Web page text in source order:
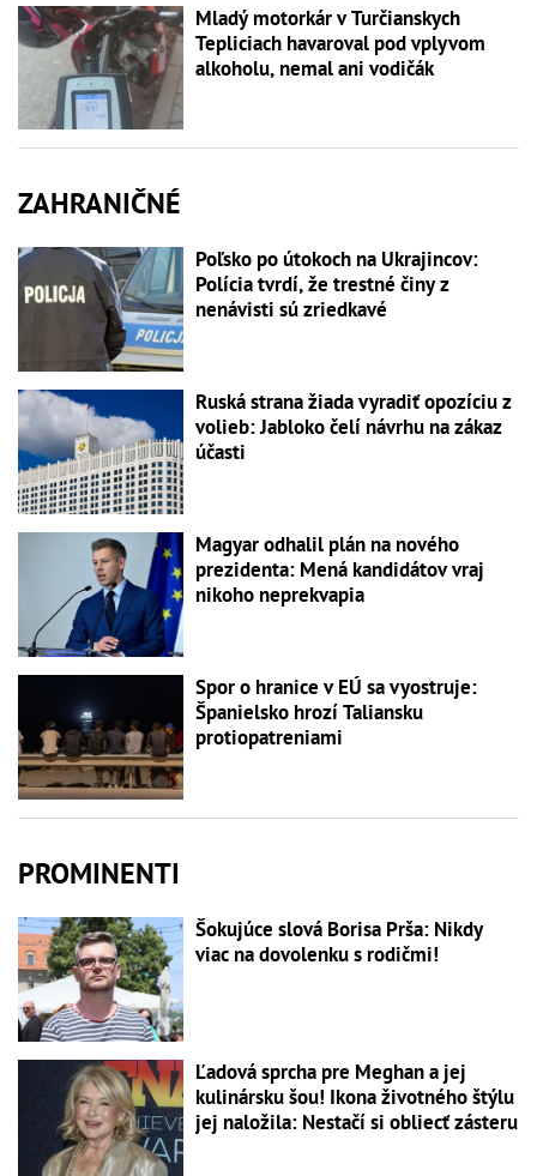
Mladý motorkár v Turčianskych
Tepliciach havaroval pod vplyvom
alkoholu, nemal ani vodičák
ZAHRANIČNÉ
Poľsko po útokoch na Ukrajincov:
Polícia tvrdí, že trestné činy z
nenávisti sú zriedkavé
Ruská strana žiada vyradiť opozíciu z
volieb: Jabloko čelí návrhu na zákaz
účasti
Magyar odhalil plán na nového
prezidenta: Mená kandidátov vraj
nikoho neprekvapia
Spor o hranice v EÚ sa vyostruje:
Španielsko hrozí Taliansku
protiopatreniami
PROMINENTI
Šokujúce slová Borisa Prša: Nikdy
viac na dovolenku s rodičmi!
Ľadová sprcha pre Meghan a jej
kulinársku šou! Ikona životného štýlu
jej naložila: Nestačí si obliecť zásteru